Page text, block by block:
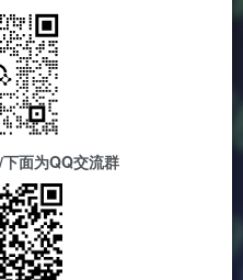
面为QQ交流群